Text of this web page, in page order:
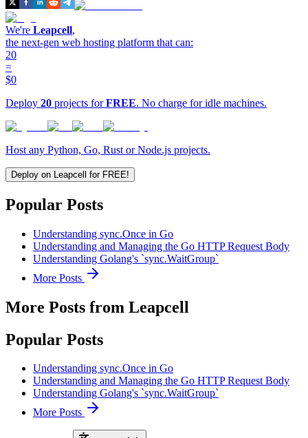
We're Leapcell,
the next-gen web hosting platform that can:
20
=
$0
Deploy 20 projects forFREE. No charge for idle machines.
Host any Python, Go, Rust or Node.js projects.
Deploy on Leapcell for FREE!
Popular Posts
Understanding sync.Once in Go
Understanding and Managing the Go HTTP Request Body
Understanding Golang's `sync.WaitGroup`
More Posts
More Posts from Leapcell
Popular Posts
Understanding sync.Once in Go
Understanding and Managing the Go HTTP Request Body
Understanding Golang's `sync.WaitGroup`
More Posts